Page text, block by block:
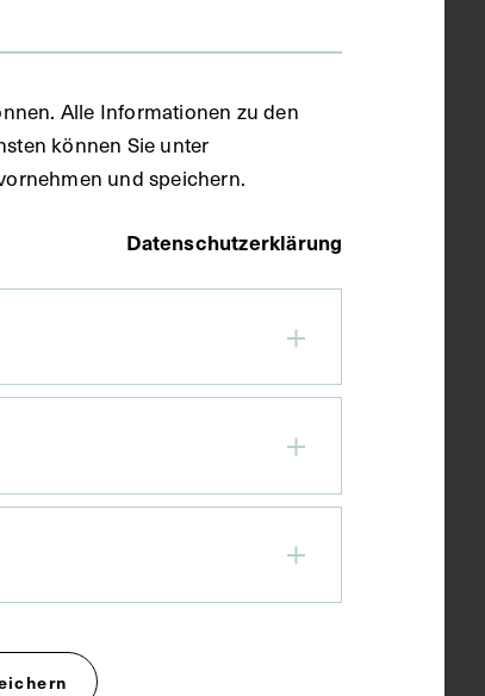
Alle Informationen zu den
können Sie unter
und speichern.
Datenschutzerklärung